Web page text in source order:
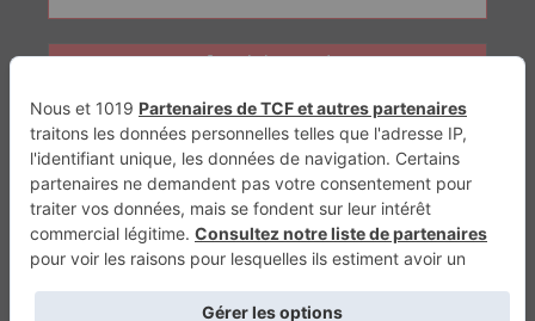
Génération Electrique Génération Sans Permis VTTAE.fr FullAttack